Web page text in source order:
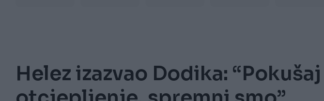
Helez izazvao Dodika: “Pokušaj